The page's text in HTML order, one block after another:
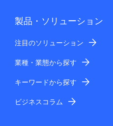
製品・ソリューション
注目のソリューション
業種・業態から探す
キーワードから探す
ビジネスコラム